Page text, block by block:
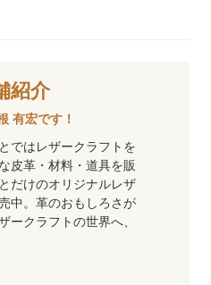
紹介
有宏です！
ではレザークラフトを
皮革・材料・道具を販
だけのオリジナルレザ
中。革のおもしろさが
ークラフトの世界へ、